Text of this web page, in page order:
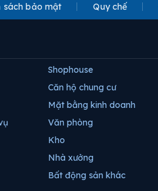
sách bảo mật Quy chế
Shophouse
Căn hộ chung cư
Mặt bằng kinh doanh
Văn phòng
Kho
Nhà xưởng
Bất động sản khác